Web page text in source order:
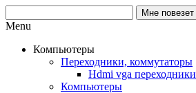
Menu
Компьютеры
Переходники, коммутаторы
Hdmi vga переходники
Компьютеры